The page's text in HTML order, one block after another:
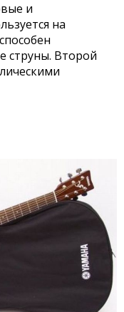
и
на
струны. Второй